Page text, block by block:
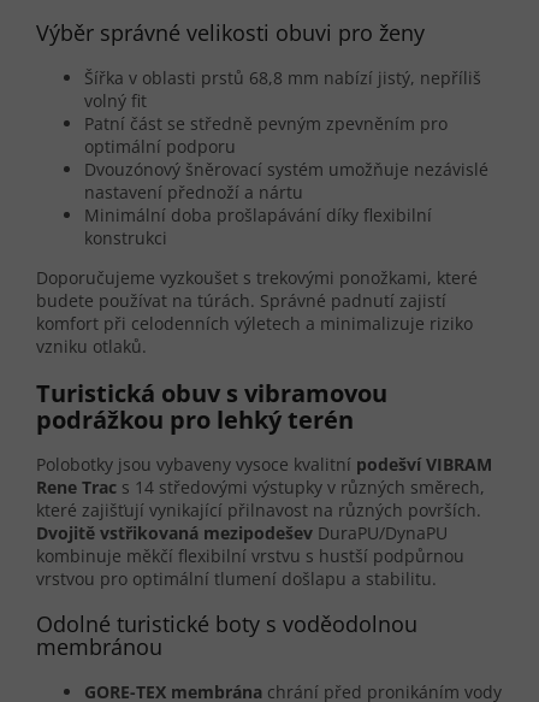
Výběr správné velikosti obuvi pro ženy
Šířka v oblasti prstů 68,8 mm nabízí jistý, nepříliš
volný fit
Patní část se středně pevným zpevněním pro
optimální podporu
Dvouzónový šněrovací systém umožňuje nezávislé
nastavení přednoží a nártu
Minimální doba prošlapávání díky flexibilní
konstrukci
Doporučujeme vyzkoušet s trekovými ponožkami, které
budete používat na túrách. Správné padnutí zajistí
komfort při celodenních výletech a minimalizuje riziko
vzniku otlaků.
Turistická obuv s vibramovou
podrážkou pro lehký terén
Polobotky jsou vybaveny vysoce kvalitní podešví VIBRAM
Rene Trac s 14 středovými výstupky v různých směrech,
které zajišťují vynikající přilnavost na různých površích.
Dvojitě vstřikovaná mezipodešev DuraPU/DynaPU
kombinuje měkčí flexibilní vrstvu s hustší podpůrnou
vrstvou pro optimální tlumení došlapu a stabilitu.
Odolné turistické boty s voděodolnou
membránou
GORE-TEX membrána chrání před pronikáním vody